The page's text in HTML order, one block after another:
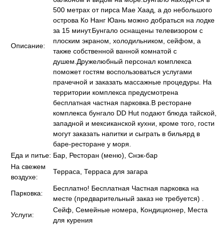
Описание:
500 метрах от пирса Мае Хаад, а до небольшого
острова Ко Нанг Юань можно добраться на лодке
за 15 минут.Бунгало оснащены телевизором с
плоским экраном, холодильником, сейфом, а
также собственной ванной комнатой с
душем.Дружелюбный персонал комплекса
поможет гостям воспользоваться услугами
прачечной и заказать массажные процедуры. На
территории комплекса предусмотрена
бесплатная частная парковка.В ресторане
комплекса бунгало DD Hut подают блюда тайской,
западной и мексиканской кухни, кроме того, гости
могут заказать напитки и сыграть в бильярд в
баре-ресторане у моря.
Еда и питье: Бар, Ресторан (меню), Снэк-бар
На свежем
воздухе:
Терраса, Терраса для загара
Парковка:
Бесплатно! Бесплатная Частная парковка на
месте (предварительный заказ не требуется) .
Услуги:
Сейф, Семейные номера, Кондиционер, Места
для курения